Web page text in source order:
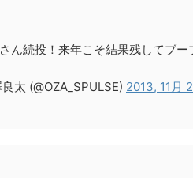
ん続投！来年こそ結果残してブ
太 (@OZA_SPULSE) 2013, 11月